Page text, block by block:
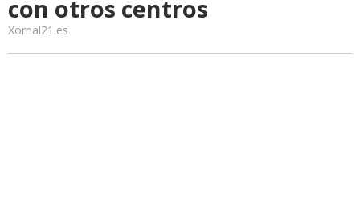
con otros centros
Xornal21.es